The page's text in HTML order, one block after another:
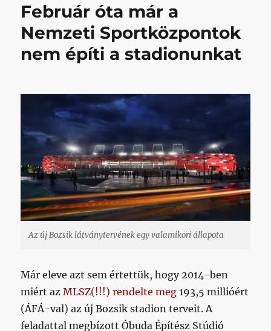
Bozsikkal
kapcsolatban
című
bejegyzéshez
Február óta már a
Nemzeti Sportközpontok
nem építi a stadionunkat
Az új Bozsik látványtervének egy valamikori állapota
Már eleve azt sem értettük, hogy 2014-ben
miért azMLSZ(!!!) rendelte meg 193,5 millióért
(ÁFÁ-val) az új Bozsik stadion terveit. A
feladattal megbízott Óbuda Építész Stúdió